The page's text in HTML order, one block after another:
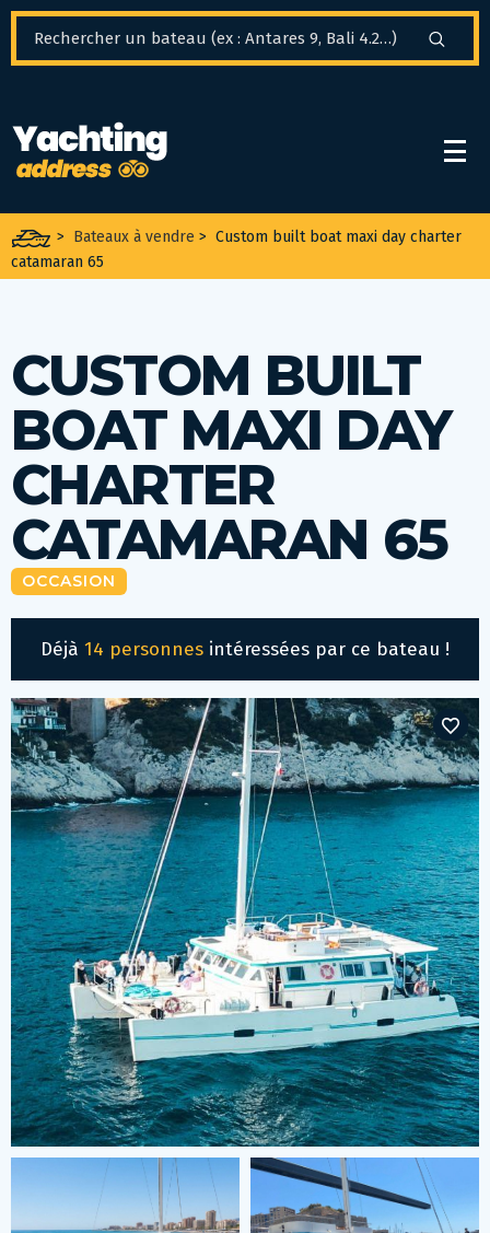
> Bateaux à vendre > Custom built boat maxi day charter
catamaran 65
CUSTOM BUILT
BOAT MAXI DAY
CHARTER
CATAMARAN 65
OCCASION
Déjà 14 personnes intéressées par ce bateau !
Panneau de gestion des cookies